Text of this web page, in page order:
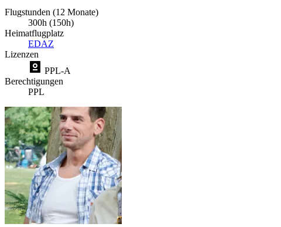
Flugstunden (12 Monate)
300h (150h)
Heimatflugplatz
EDAZ
Lizenzen
PPL-A
Berechtigungen
PPL